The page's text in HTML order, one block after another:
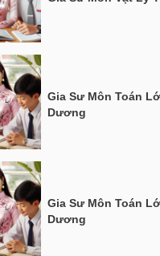
Gia Sư Môn Toán
Dương
Gia Sư Môn Toán
Dương